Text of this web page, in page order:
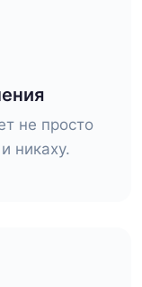
не просто
никаху.